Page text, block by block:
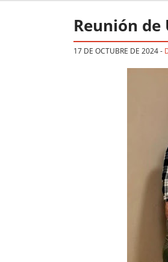
Reunión de
17 DE OCTUBRE DE 2024-